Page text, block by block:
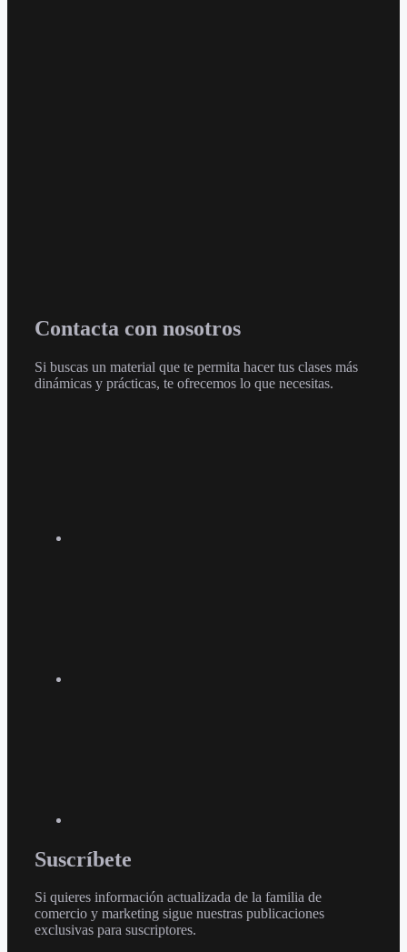
Contacta con nosotros
Si buscas un material que te permita hacer tus clases más
dinámicas y prácticas, te ofrecemos lo que necesitas.
Suscríbete
Si quieres información actualizada de la familia de
comercio y marketing sigue nuestras publicaciones
exclusivas para suscriptores.